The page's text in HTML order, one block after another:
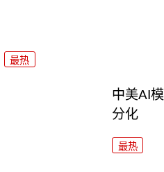
最热
中美AI
分化
最热